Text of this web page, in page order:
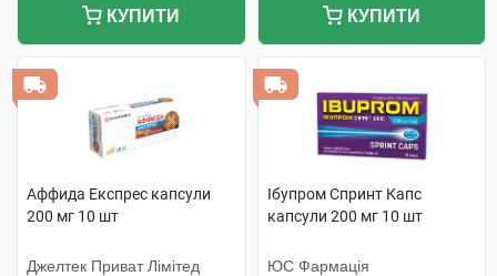
КУПИТИ КУПИТИ
Аффида Експрес капсули
200 мг 10 шт
Джелтек Приват Лімітед
Ібупром Спринт Капс
капсули 200 мг 10 шт
ЮС Фармація